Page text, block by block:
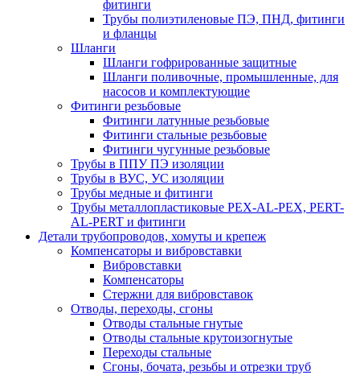
фитинги
Трубы полиэтиленовые ПЭ, ПНД, фитинги
и фланцы
Шланги
Шланги гофрированные защитные
Шланги поливочные, промышленные, для
насосов и комплектующие
Фитинги резьбовые
Фитинги латунные резьбовые
Фитинги стальные резьбовые
Фитинги чугунные резьбовые
Трубы в ППУ ПЭ изоляции
Трубы в ВУС, УС изоляции
Трубы медные и фитинги
Трубы металлопластиковые PEX-AL-PEX, PERT-
AL-PERT и фитинги
Детали трубопроводов, хомуты и крепеж
Компенсаторы и вибровставки
Вибровставки
Компенсаторы
Стержни для вибровставок
Отводы, переходы, сгоны
Отводы стальные гнутые
Отводы стальные крутоизогнутые
Переходы стальные
Сгоны, бочата, резьбы и отрезки труб